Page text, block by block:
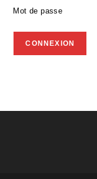
Mot de passe